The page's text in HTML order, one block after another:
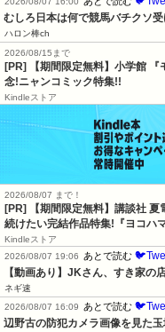
むしろ日本は何で競馬バチクソ
ハロン棒ch
2026/08/15まで
[PR] 【期間限定無料】小学館 『
念!ニャンコミック特集!!
Kindleストア
2026/08/07 まで！
[PR] 【期間限定無料】講談社
続けたい完結作品特集!『ヨコハ
Kindleストア
2026/08/07 19:06
あとで読む
【動画あり】JKさん、すき家の
ネギ速
2026/08/07 16:09
あとで読む
辺野古の防犯カメラ画像を見た